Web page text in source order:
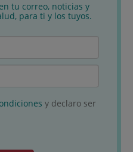
tu correo, noticias y
para ti y los tuyos.
y declaro ser